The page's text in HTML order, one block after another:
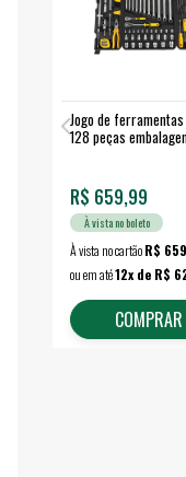
Jogo de
128 peças
R$ 659,99
À vista no boleto
À vista no cartãoR$
ou em até12x de R$
COMPRAR